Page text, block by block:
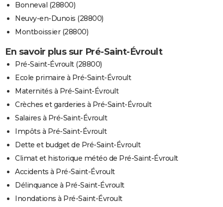
Bonneval (28800)
Neuvy-en-Dunois (28800)
Montboissier (28800)
En savoir plus sur Pré-Saint-Évroult
Pré-Saint-Évroult (28800)
Ecole primaire à Pré-Saint-Évroult
Maternités à Pré-Saint-Évroult
Crèches et garderies à Pré-Saint-Évroult
Salaires à Pré-Saint-Évroult
Impôts à Pré-Saint-Évroult
Dette et budget de Pré-Saint-Évroult
Climat et historique météo de Pré-Saint-Évroult
Accidents à Pré-Saint-Évroult
Délinquance à Pré-Saint-Évroult
Inondations à Pré-Saint-Évroult